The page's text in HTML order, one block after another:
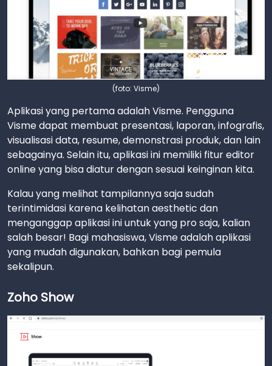
(foto: Visme)
Aplikasi yang pertama adalah Visme. Pengguna
Visme dapat membuat presentasi, laporan, infografis,
visualisasi data, resume, demonstrasi produk, dan lain
sebagainya. Selain itu, aplikasi ini memiliki fitur editor
online yang bisa diatur dengan sesuai keinginan kita.
Kalau yang melihat tampilannya saja sudah
terintimidasi karena kelihatan aesthetic dan
menganggap aplikasi ini untuk yang pro saja, kalian
salah besar! Bagi mahasiswa, Visme adalah aplikasi
yang mudah digunakan, bahkan bagi pemula
sekalipun.
Zoho Show